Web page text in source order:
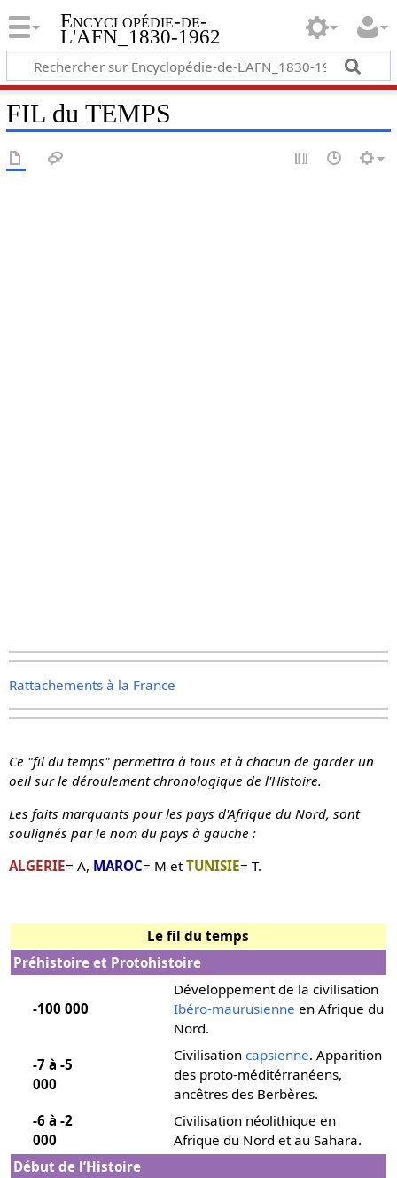
Encyclopédie-de-
L'AFN_1830-1962
FIL du TEMPS
Rattachements à la France
Ce "fil du temps" permettra à tous et à chacun de garder un
oeil sur le déroulement chronologique de l'Histoire.
Les faits marquants pour les pays d'Afrique du Nord, sont
soulignés par le nom du pays à gauche :
ALGERIE= A, MAROC= M etTUNISIE= T.
Le fil du temps
Préhistoire et Protohistoire
-100 000
Développement de la civilisation
Ibéro-maurusienne en Afrique du
Nord.
-7 à -5
000
Civilisation capsienne. Apparition
des proto-méditérranéens,
ancêtres des Berbères.
-6 à -2
000
Civilisation néolithique en
Afrique du Nord et au Sahara.
Début de l’Histoire